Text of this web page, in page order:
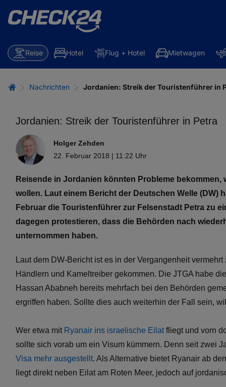
Reise Hotel Flug + Hotel Mietwagen
Nachrichten Jordanien: Streik der Touristenführer in
Jordanien: Streik der Touristenführer in Petra
Holger Zehden
22. Februar 2018 | 11:22 Uhr
Reisende in Jordanien könnten Probleme
wollen. Laut einem Bericht der Deutschen Welle (DW)
Februar die Touristenführer zur Felsenstadt Petra zu
dagegen protestieren, dass die Behörden nach
unternommen haben.
Laut dem DW-Bericht ist es in der Vergangenheit
Händlern und Kameltreiber gekommen. Die JTGA habe
Hassan Ababneh bereits mehrfach bei den Behörden
ergriffen haben. Sollte dies auch weiterhin der Fall sein,
Wer etwa mit Ryanair ins israelische Eilatfliegt und vorn
sollte sich vorab um ein Visum kümmern. Denn seit zwei
Visa mehr ausgestellt. Als Alternative bietet Ryanair ab
liegt direkt neben Eilat am Roten Meer, jedoch auf